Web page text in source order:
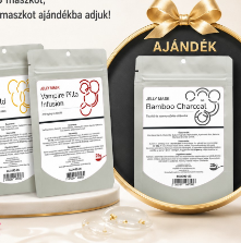
maximálisan
melyet a kis
digitális gőzölőt és egy
A nagyfrekvenciás
de a pórusok